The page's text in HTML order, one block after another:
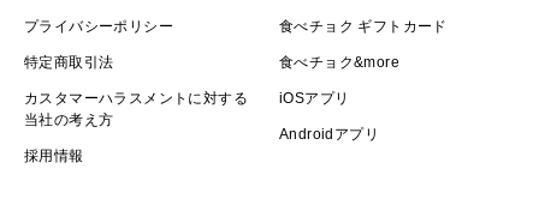
プライバシーポリシー
特定商取引法
カスタマーハラスメントに対する
当社の考え方
採用情報
食べチョク ギフトカード
食べチョク&more
iOSアプリ
Androidアプリ